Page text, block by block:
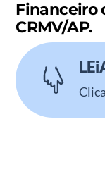
Financeiro
CRMV/AP.